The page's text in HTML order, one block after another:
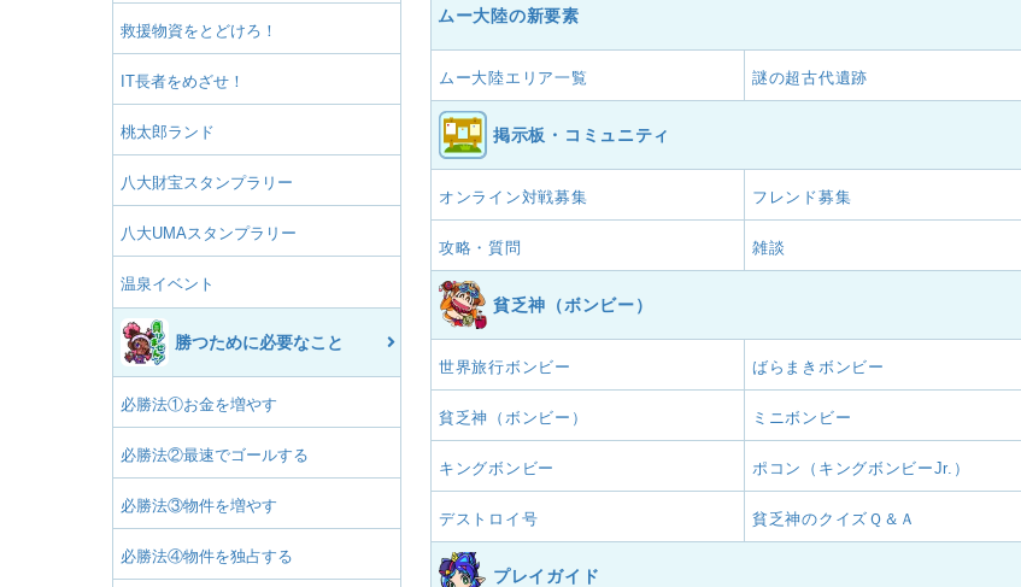
救援物資をとどけろ！
IT長者をめざせ！
桃太郎ランド
八大財宝スタンプラリー
八大UMAスタンプラリー
温泉イベント
勝つために必要なこと
必勝法①お金を増やす
必勝法②最速でゴールする
必勝法③物件を増やす
必勝法④物件を独占する
ムー大陸の新要素
ムー大陸エリア一覧 謎の超古代遺跡
掲示板・コミュニティ
オンライン対戦募集 フレンド募集
攻略・質問 雑談
貧乏神（ボンビー）
世界旅行ボンビー ばらまきボンビー
貧乏神（ボンビー） ミニボンビー
キングボンビー ポコン（キングボンビーJr.）
デストロイ号 貧乏神のクイズＱ＆Ａ
プレイガイド